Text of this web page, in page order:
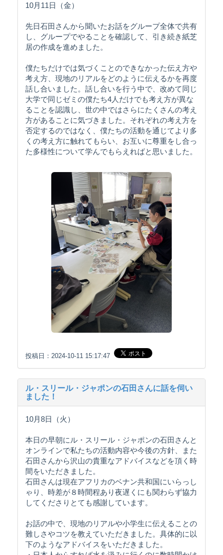
10月11日（金）
先日石田さんから聞いたお話をグループ全体で共有
し、グループでやることを確認して、引き続き紙芝
居の作成を進めました。
僕たちだけでは気づくことのできなかった伝え方や
考え方、現地のリアルをどのように伝えるかを再度
話し合いました。話し合いを行う中で、改めて同じ
大学で同じゼミの僕たち4人だけでも考え方が異な
ることを認識し、世の中ではさらにたくさんの考え
方があることに気づきました。それぞれの考え方を
否定するのではなく、僕たちの活動を通じてより多
くの考え方に触れてもらい、お互いに尊重をし合っ
た多様性について学んでもらえればと思いました。
投稿日：2024-10-11 15:17:47
ル・スリール・ジャポンの石田さんに話を伺い
ました！
10月8日（火）
本日の早朝にル・スリール・ジャポンの石田さんと
オンラインで私たちの活動内容や今後の方針、また
石田さんから沢山の貴重なアドバイスなどを頂く時
間をいただきました。
石田さんは現在アフリカのベナン共和国にいらっし
ゃり、時差が８時間程あり夜遅くにも関わらず協力
してくださりとても感謝しています。
お話の中で、現地のリアルや小学生に伝えることの
難しさやコツを教えていただきました。具体的に以
下のようなアドバイスをいただきました。